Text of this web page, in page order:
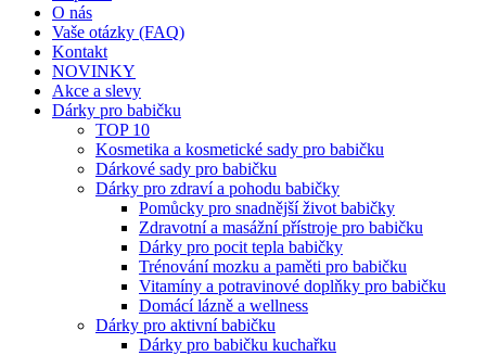
O nás
Vaše otázky (FAQ)
Kontakt
NOVINKY
Akce a slevy
Dárky pro babičku
TOP 10
Kosmetika a kosmetické sady pro babičku
Dárkové sady pro babičku
Dárky pro zdraví a pohodu babičky
Pomůcky pro snadnější život babičky
Zdravotní a masážní přístroje pro babičku
Dárky pro pocit tepla babičky
Trénování mozku a paměti pro babičku
Vitamíny a potravinové doplňky pro babičku
Domácí lázně a wellness
Dárky pro aktivní babičku
Dárky pro babičku kuchařku